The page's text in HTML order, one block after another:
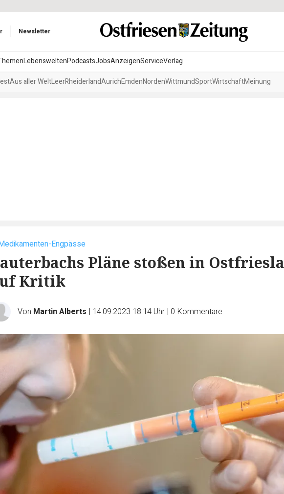
Newsletter
LebensweltenPodcastsJobsAnzeigenServiceVerlag
Aus aller WeltLeerRheiderlandAurichEmdenNordenWittmundSportWirtschaftMeinung
Engpässe
Pläne stoßen in
Kritik
Von Martin Alberts | 14.09.2023 18:14 Uhr | 0 Kommentare